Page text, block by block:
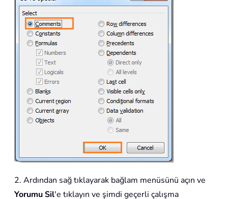
2. Ardından sağ tıklayarak bağlam menüsünü açın ve
Yorumu Sil'e tıklayın ve şimdi geçerli çalışma